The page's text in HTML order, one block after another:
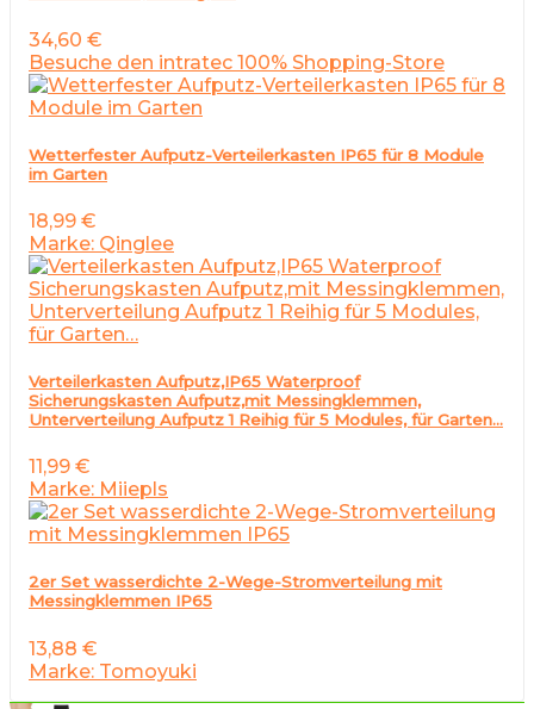
34,60 €
Besuche den intratec 100% Shopping-Store
Wetterfester Aufputz-Verteilerkasten IP65 für 8 Module
im Garten
18,99 €
Marke: Qinglee
Verteilerkasten Aufputz,IP65 Waterproof
Sicherungskasten Aufputz,mit Messingklemmen,
Unterverteilung Aufputz 1 Reihig für 5 Modules, für Garten…
11,99 €
Marke: Miiepls
2er Set wasserdichte 2-Wege-Stromverteilung mit
Messingklemmen IP65
13,88 €
Marke: Tomoyuki